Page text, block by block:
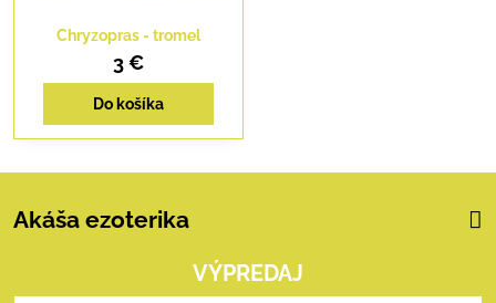
Chryzopras - tromel
3 €
Do košíka
Akáša ezoterika
VÝPREDAJ